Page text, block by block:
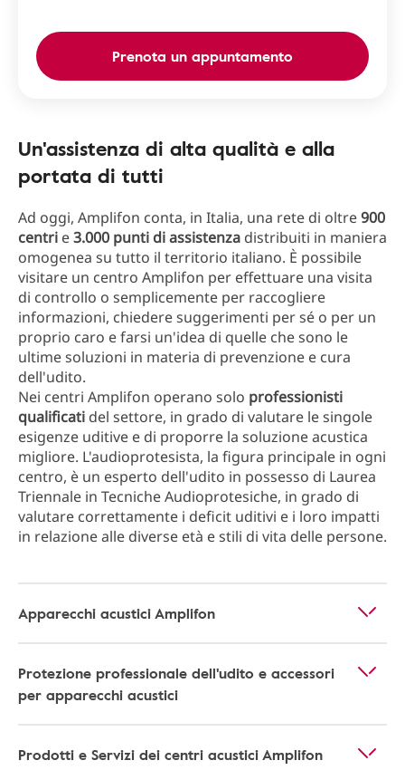
Prenota un appuntamento
Un'assistenza di alta qualità e alla
portata di tutti
Ad oggi, Amplifon conta, in Italia, una rete di oltre900
centri e3.000 punti di assistenza distribuiti in maniera
omogenea su tutto il territorio italiano. È possibile
visitare un centro Amplifon per effettuare una visita
di controllo o semplicemente per raccogliere
informazioni, chiedere suggerimenti per sé o per un
proprio caro e farsi un'idea di quelle che sono le
ultime soluzioni in materia di prevenzione e cura
dell'udito.
Nei centri Amplifon operano solo professionisti
qualificati del settore, in grado di valutare le singole
esigenze uditive e di proporre la soluzione acustica
migliore. L'audioprotesista, la figura principale in ogni
centro, è un esperto dell'udito in possesso di Laurea
Triennale in Tecniche Audioprotesiche, in grado di
valutare correttamente i deficit uditivi e i loro impatti
in relazione alle diverse età e stili di vita delle persone.
Apparecchi acustici Amplifon
Protezione professionale dell'udito e accessori
per apparecchi acustici
Prodotti e Servizi dei centri acustici Amplifon